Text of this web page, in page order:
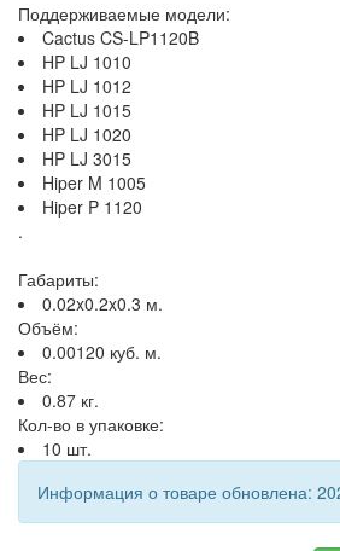
Поддерживаемые модели:
Cactus CS-LP1120B
HP LJ 1010
HP LJ 1012
HP LJ 1015
HP LJ 1020
HP LJ 3015
Hiper M 1005
Hiper P 1120
.
Габариты:
0.02x0.2x0.3 м.
Объём:
0.00120 куб. м.
Вес:
0.87 кг.
Кол-во в упаковке:
10 шт.
Информация о товаре обновлена: